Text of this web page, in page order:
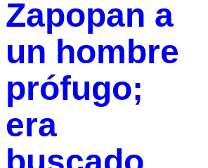
Zapopan a
un hombre
prófugo;
era